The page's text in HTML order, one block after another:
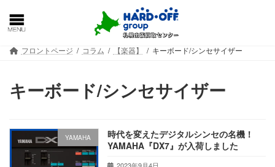
フロントページ コラム 【楽器】 キーボード/シンセサイザー
キーボード/シンセサイザー
YAMAHA
時代を変えたデジタルシンセの名機！
YAMAHA『DX7』が入荷しました
2023年9月4日